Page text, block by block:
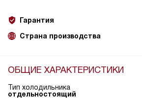
Гарантия
Страна производства
ОБЩИЕ ХАРАКТЕРИСТИКИ
Тип холодильника
отдельностоящий